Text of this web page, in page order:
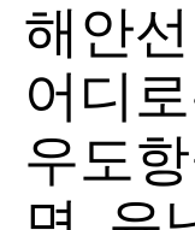
해안
어디
우도